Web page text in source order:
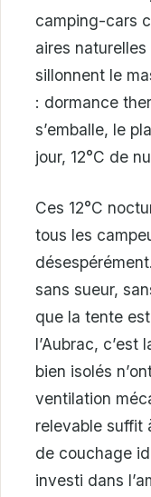
camping-cars
aires
sillonnent le
: dormance
s’emballe, le
jour, 12°C de
Ces 12°C
tous les
sans sueur,
que la tente
l’Aubrac, c’est
bien isolés
ventilation
relevable suffit
de couchage
investi dans